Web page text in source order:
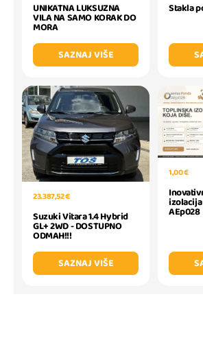
UNIKATNA LUKSUZNA
VILA NA SAMO KORAK DO
MORA
SAZNAJ VIŠE
Stakla
23.387,52 €
Suzuki Vitara 1.4 Hybrid
GL+ 2WD - DOSTUPNO
ODMAH!!!
SAZNAJ VIŠE
1,00 €
AEp028